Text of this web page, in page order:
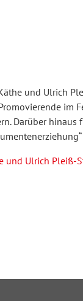
Soziale Arbeit
Forum
und Ulrich
im
Darüber hinaus
und Ulrich Pleiß-